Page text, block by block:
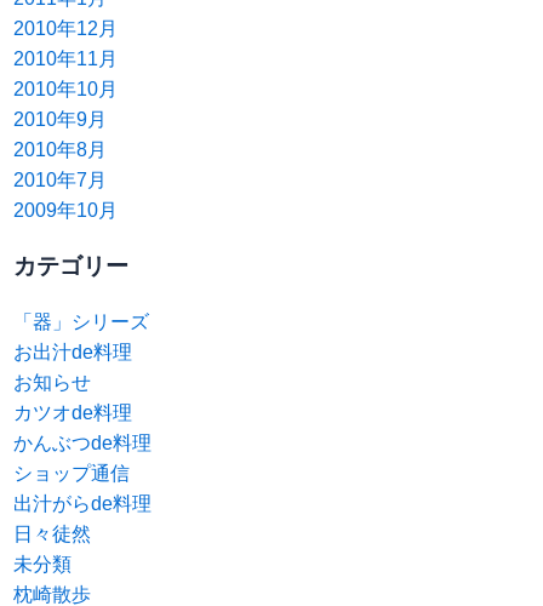
2010年12月
2010年11月
2010年10月
2010年9月
2010年8月
2010年7月
2009年10月
カテゴリー
「器」シリーズ
お出汁de料理
お知らせ
カツオde料理
かんぶつde料理
ショップ通信
出汁がらde料理
日々徒然
未分類
枕崎散歩